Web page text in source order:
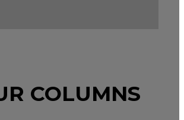
COLUMNS